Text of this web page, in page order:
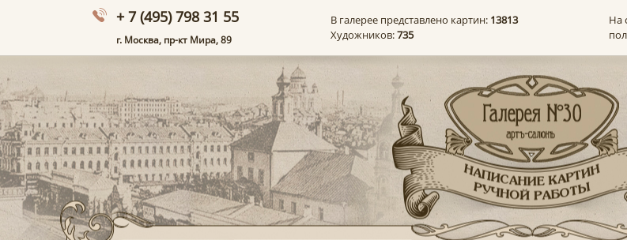
+ 7 (495) 798 31 55
г. Москва, пр-кт Мира, 89
В галерее представлено картин: 13813
Художников:735
На